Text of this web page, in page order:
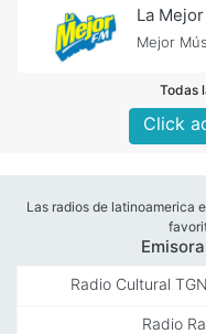
La
Mejor
Todas
Click
Las radios de latinoamerica
Radio Cultural
Radio